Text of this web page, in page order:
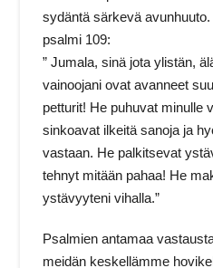
sydäntä särkevä
psalmi 109:
” Jumala, sinä jota ylistän,
vainoojani ovat avanneet
petturit! He puhuvat minulle
sinkoavat ilkeitä sanoja ja
vastaan. He palkitsevat
tehnyt mitään pahaa! He
ystävyyteni vihalla.”
Psalmien antamaa
meidän keskellämme